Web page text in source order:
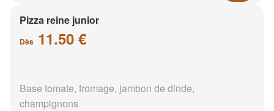
Pizza reine junior
Dès 11.50 €
Base tomate, fromage, jambon de dinde,
champignons